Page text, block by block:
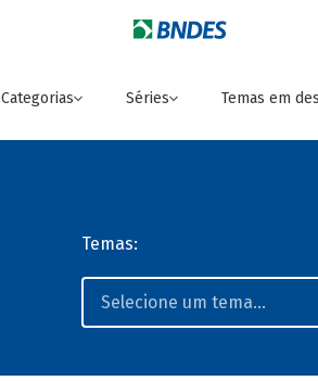
Categorias Séries Temas em
Temas: